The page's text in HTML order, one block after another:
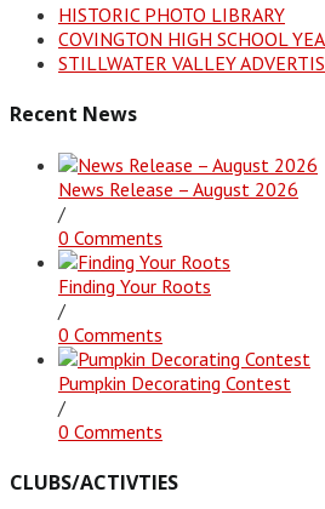
HISTORIC PHOTO LIBRARY
COVINGTON HIGH SCHOOL
STILLWATER VALLEY
Recent News
News Release – August 2026
/
0 Comments
Finding Your Roots
/
0 Comments
Pumpkin Decorating Contest
/
0 Comments
CLUBS/ACTIVTIES